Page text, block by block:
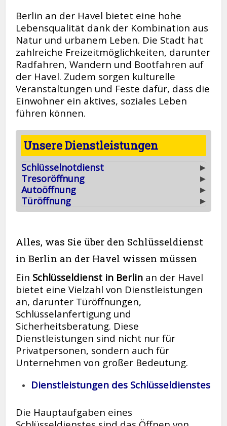
Berlin an der Havel bietet eine hohe
Lebensqualität dank der Kombination aus
Natur und urbanem Leben. Die Stadt hat
zahlreiche Freizeitmöglichkeiten, darunter
Radfahren, Wandern und Bootfahren auf
der Havel. Zudem sorgen kulturelle
Veranstaltungen und Feste dafür, dass die
Einwohner ein aktives, soziales Leben
führen können.
Unsere Dienstleistungen
Schlüsselnotdienst ▶
Tresoröffnung ▶
Autoöffnung ▶
Türöffnung ▶
Alles, was Sie über den Schlüsseldienst
in Berlin an der Havel wissen müssen
Ein Schlüsseldienst in Berlin an der Havel
bietet eine Vielzahl von Dienstleistungen
an, darunter Türöffnungen,
Schlüsselanfertigung und
Sicherheitsberatung. Diese
Dienstleistungen sind nicht nur für
Privatpersonen, sondern auch für
Unternehmen von großer Bedeutung.
Dienstleistungen des Schlüsseldienstes
Die Hauptaufgaben eines